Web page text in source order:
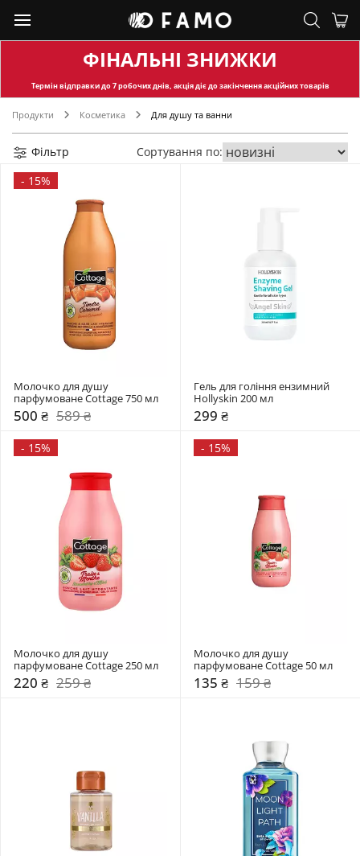
ФІНАЛЬНІ ЗНИЖКИ
Термін відправкидо 7 робочих днів, акція діє до закінчення акційних товарів
Продукти Косметика Для душу та ванни
Фільтр
Сортування по:
- 15%
Молочко для душу
парфумоване Cottage 750 мл
500 ₴ 589 ₴
Гель для гоління ензимний
Hollyskin 200 мл
299 ₴
- 15%
Молочко для душу
парфумоване Cottage 250 мл
220 ₴ 259 ₴
- 15%
Молочко для душу
парфумоване Cottage 50 мл
135 ₴ 159 ₴